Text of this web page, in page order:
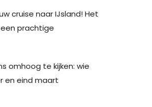
cruise naar IJsland! Het
prachtige
omhoog te kijken: wie
en eind maart